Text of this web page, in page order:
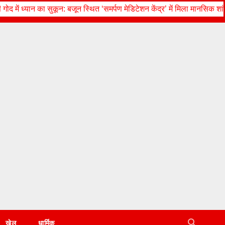
‘समर्पण मेडिटेशन केंद्र’ में मिला मानसिक शांति और सकारात्मक ऊर्जा का
खेल धार्मिक